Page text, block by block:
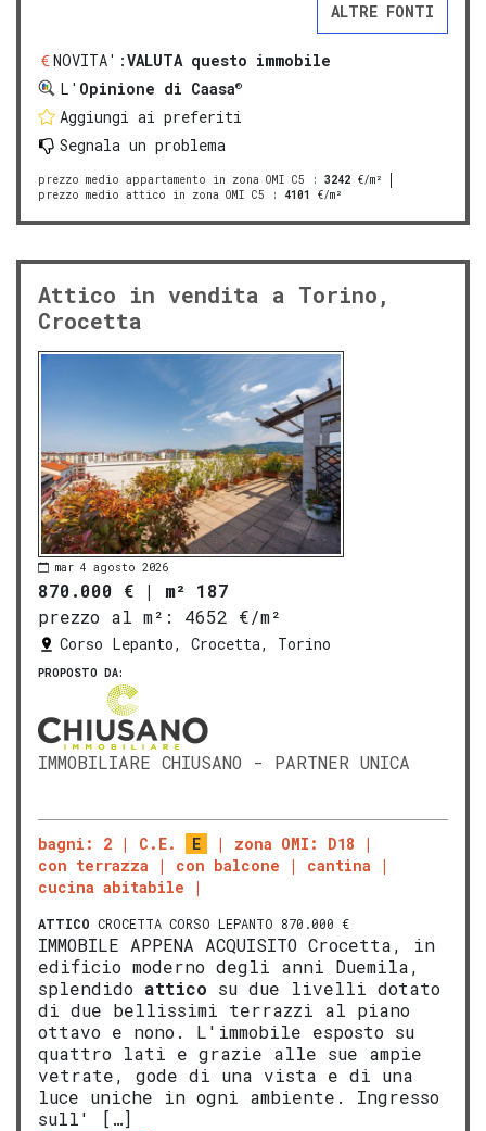
ALTRE FONTI
NOVITA':VALUTA questo immobile
L' Opinione di Caasa®
Aggiungi ai preferiti
Segnala un problema
prezzo medio appartamento in zona OMI C5 : 3242 €/m²
prezzo medio attico in zona OMI C5 : 4101 €/m²
Attico in vendita a Torino,
Crocetta
mar 4 agosto 2026
870.000 € | m² 187
prezzo al m²:
4652 €/m²
Corso Lepanto, Crocetta, Torino
PROPOSTO DA:
IMMOBILIARE CHIUSANO - PARTNER UNICA
bagni: 2 C.E. E
zona OMI: D18
con terrazza
con balcone
cantina
cucina abitabile
ATTICO CROCETTA CORSO LEPANTO 870.000 €
IMMOBILE APPENA ACQUISITO Crocetta, in
edificio moderno degli anni Duemila,
splendido attico su due livelli dotato
di due bellissimi terrazzi al piano
ottavo e nono. L'immobile esposto su
quattro lati e grazie alle sue ampie
vetrate, gode di una vista e di una
luce uniche in ogni ambiente. Ingresso
sull' […]